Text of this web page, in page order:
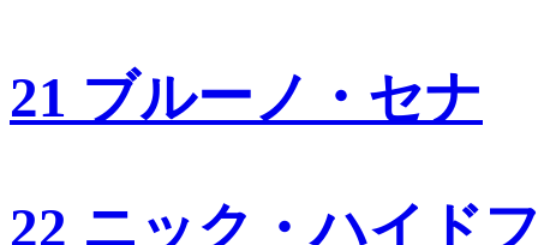
21 ブルーノ・セナ
22 ニック・ハイド